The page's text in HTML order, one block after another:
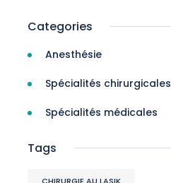
Categories
Anesthésie
Spécialités chirurgicales
Spécialités médicales
Tags